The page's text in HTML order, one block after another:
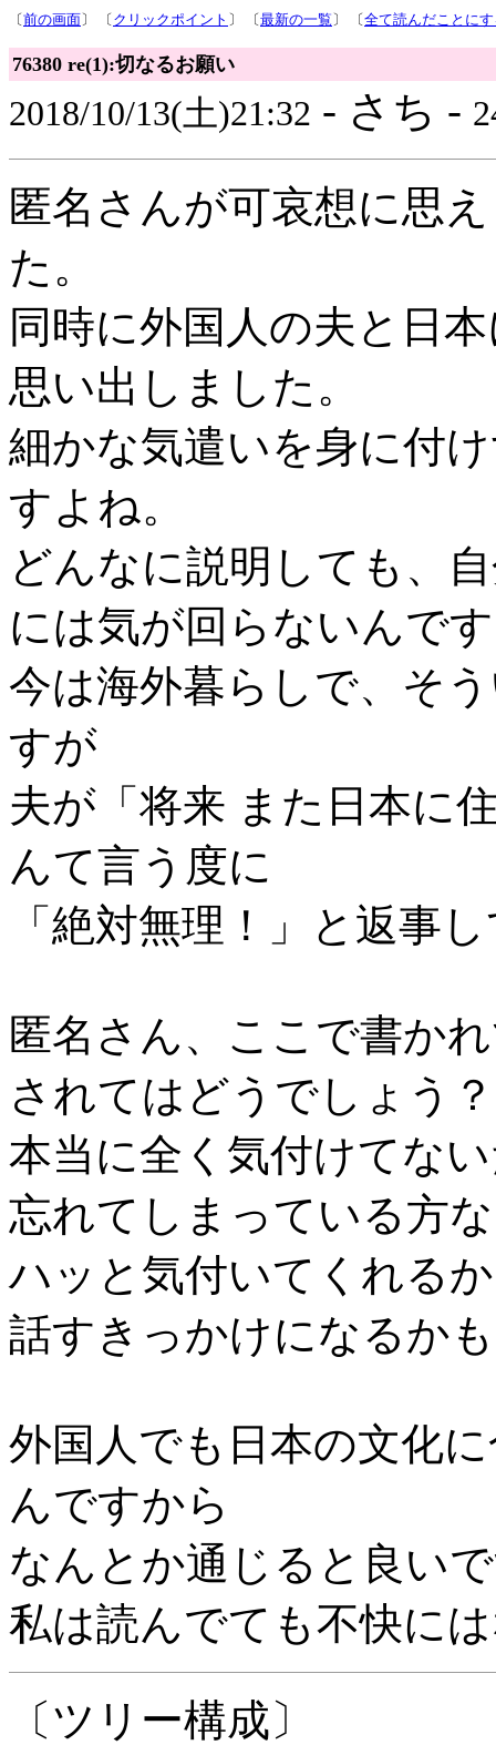
〔前の画面〕 〔 クリックポイント 〕 〔最新の一覧 〕 〔全て読んだことに
76380 re(1):切なるお願い
2018/10/13(土)21:32 - さち -
匿名さんが可哀想に思
た。
同時に外国人の夫と日
思い出しました。
細かな気遣いを身に付
すよね。
どんなに説明しても、
には気が回らないんで
今は海外暮らしで、そ
すが
夫が「将来 また日本に
んて言う度に
「絶対無理！」と返事
匿名さん、ここで書か
されてはどうでしょう？
本当に全く気付けてな
忘れてしまっている方
ハッと気付いてくれる
話すきっかけになるか
外国人でも日本の文化
んですから
なんとか通じると良い
私は読んでても不快に
〔ツリー構成〕